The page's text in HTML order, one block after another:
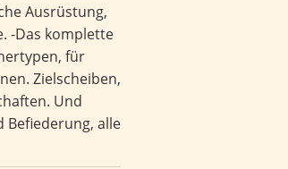
Ausrüstung,
-Das komplette
für
Zielscheiben,
Und
Befiederung, alle